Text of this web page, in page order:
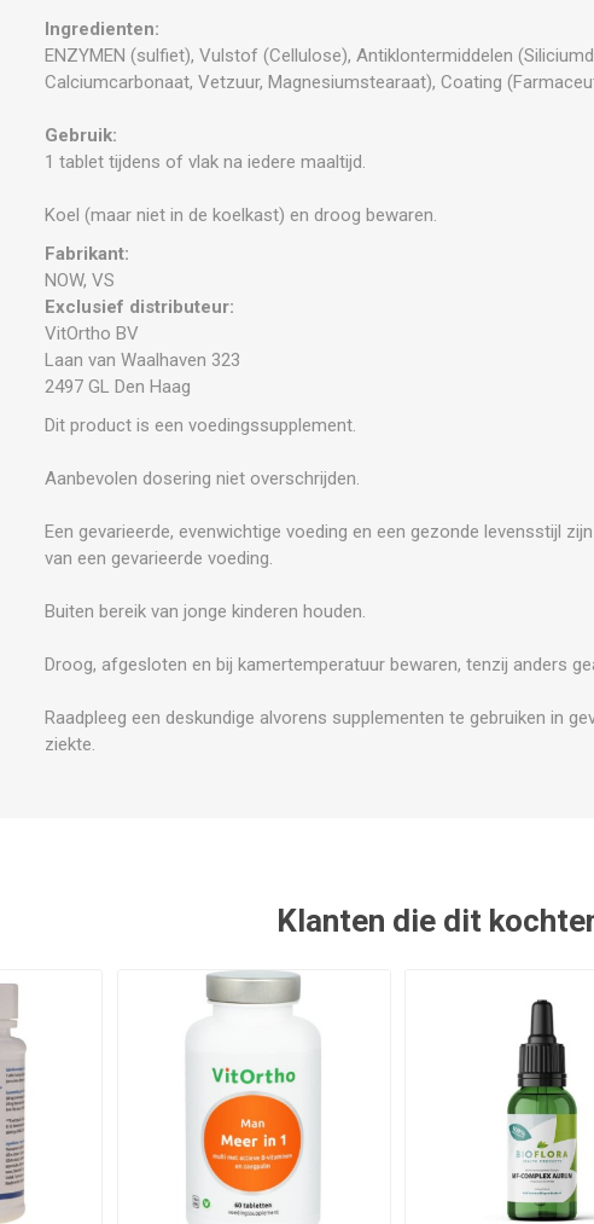
Ingredienten:
ENZYMEN (sulfiet), Vulstof (Cellulose), Antiklontermiddelen
Calciumcarbonaat, Vetzuur, Magnesiumstearaat), Coating
Gebruik:
1 tablet tijdens of vlak na iedere maaltijd.
Koel (maar niet in de koelkast) en droog bewaren.
Fabrikant:
NOW, VS
Exclusief distributeur:
VitOrtho BV
Laan van Waalhaven 323
2497 GL Den Haag
Dit product is een voedingssupplement.
Aanbevolen dosering niet overschrijden.
Een gevarieerde, evenwichtige voeding en een gezonde levensstijl
van een gevarieerde voeding.
Buiten bereik van jonge kinderen houden.
Droog, afgesloten en bij kamertemperatuur bewaren, tenzij anders
Raadpleeg een deskundige alvorens supplementen te gebruiken in
ziekte.
Klanten die dit